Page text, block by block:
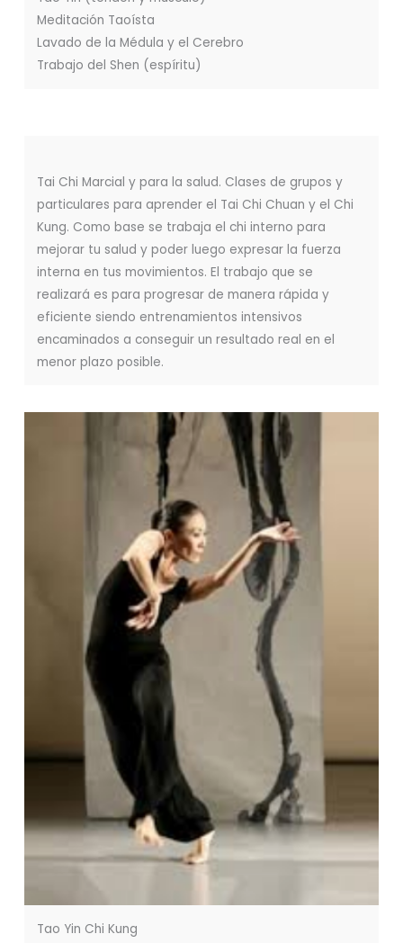
Meditación Taoísta
Lavado de la Médula y el Cerebro
Trabajo del Shen (espíritu)
Tai Chi Marcial y para la salud. Clases de grupos y
particulares para aprender el Tai Chi Chuan y el Chi
Kung. Como base se trabaja el chi interno para
mejorar tu salud y poder luego expresar la fuerza
interna en tus movimientos. El trabajo que se
realizará es para progresar de manera rápida y
eficiente siendo entrenamientos intensivos
encaminados a conseguir un resultado real en el
menor plazo posible.
Tao Yin Chi Kung